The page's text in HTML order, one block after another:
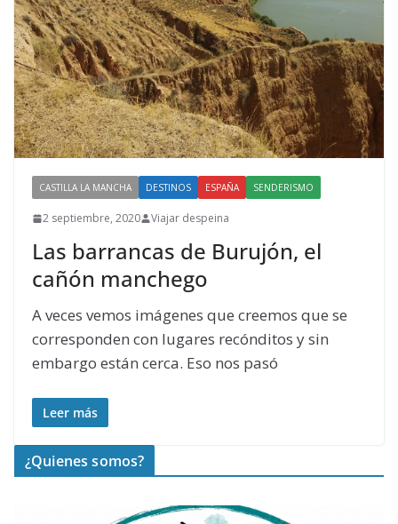
CASTILLA LA MANCHA DESTINOS ESPAÑA SENDERISMO
2 septiembre, 2020 Viajar despeina
Las barrancas de Burujón, el
cañón manchego
A veces vemos imágenes que creemos que se
corresponden con lugares recónditos y sin
embargo están cerca. Eso nos pasó
Leer más
¿Quienes somos?